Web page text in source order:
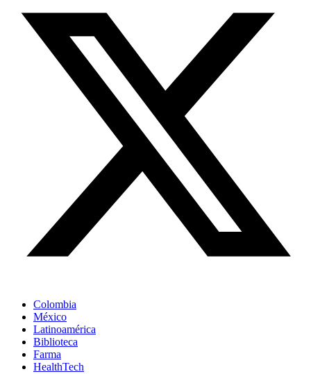
Colombia
México
Latinoamérica
Biblioteca
Farma
HealthTech